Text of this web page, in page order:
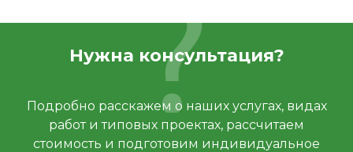
Нужна консультация?
Подробно расскажем о наших услугах, видах
работ и типовых проектах, рассчитаем
стоимость и подготовим индивидуальное